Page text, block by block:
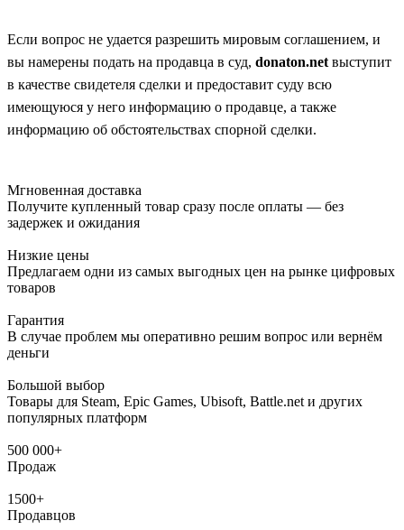
Если вопрос не удается разрешить мировым соглашением, и
вы намерены подать на продавца в суд, donaton.net выступит
в качестве свидетеля сделки и предоставит суду всю
имеющуюся у него информацию о продавце, а также
информацию об обстоятельствах спорной сделки.
Мгновенная доставка
Получите купленный товар сразу после оплаты — без
задержек и ожидания
Низкие цены
Предлагаем одни из самых выгодных цен на рынке цифровых
товаров
Гарантия
В случае проблем мы оперативно решим вопрос или вернём
деньги
Большой выбор
Товары для Steam, Epic Games, Ubisoft, Battle.net и других
популярных платформ
500 000+
Продаж
1500+
Продавцов